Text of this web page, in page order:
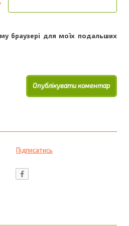
браузері для моїх подальших